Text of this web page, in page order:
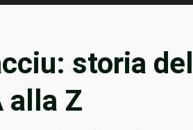
storia
alla Z